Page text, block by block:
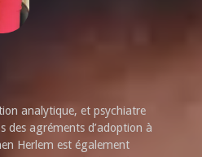
analytique, et psychiatre
des agréments d’adoption à
Herlem est également